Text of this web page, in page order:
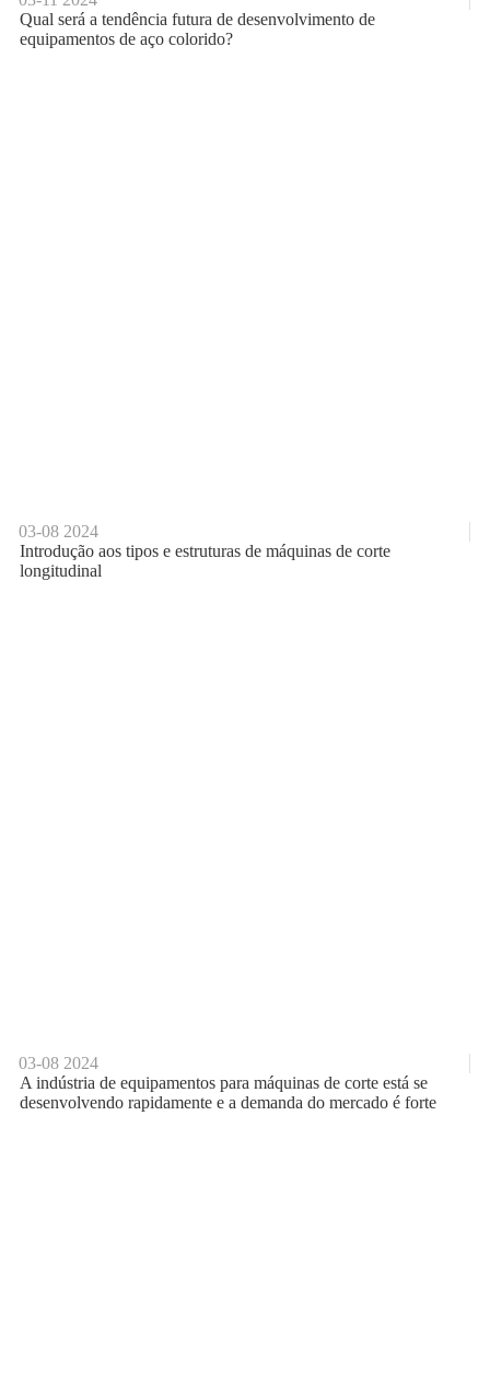
Qual será a tendência futura de desenvolvimento de
equipamentos de aço colorido?
03-08 2024
Introdução aos tipos e estruturas de máquinas de corte
longitudinal
03-08 2024
A indústria de equipamentos para máquinas de corte está se
desenvolvendo rapidamente e a demanda do mercado é forte